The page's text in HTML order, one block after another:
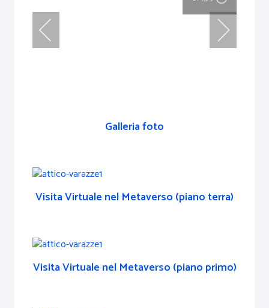
Galleria foto
Visita Virtuale nel Metaverso (piano terra)
Visita Virtuale nel Metaverso (piano primo)